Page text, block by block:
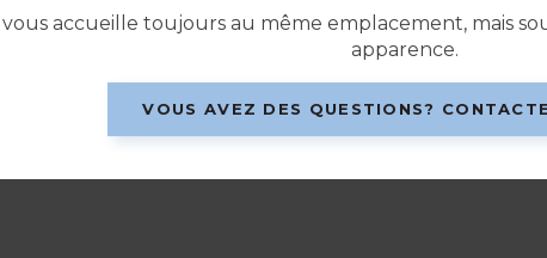
Dentiste généraliste
LIRE LA BIO
accueille toujours au même emplacement, mais
apparence.
VOUS AVEZ DES QUESTIONS?